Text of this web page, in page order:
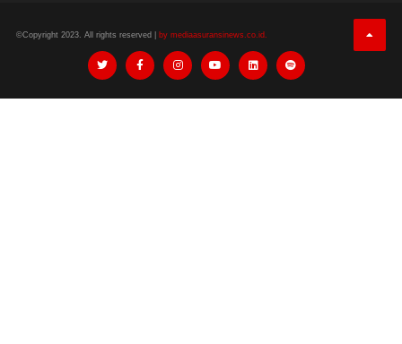
©Copyright 2023. All rights reserved | by mediaasuransinews.co.id.